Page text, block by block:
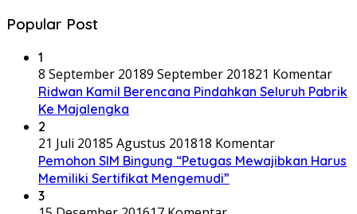
Popular Post
1
8 September 20189 September 201821 Komentar
Ridwan Kamil Berencana Pindahkan Seluruh Pabrik
Ke Majalengka
2
21 Juli 20185 Agustus 201818 Komentar
Pemohon SIM Bingung “Petugas Mewajibkan Harus
Memiliki Sertifikat Mengemudi”
3